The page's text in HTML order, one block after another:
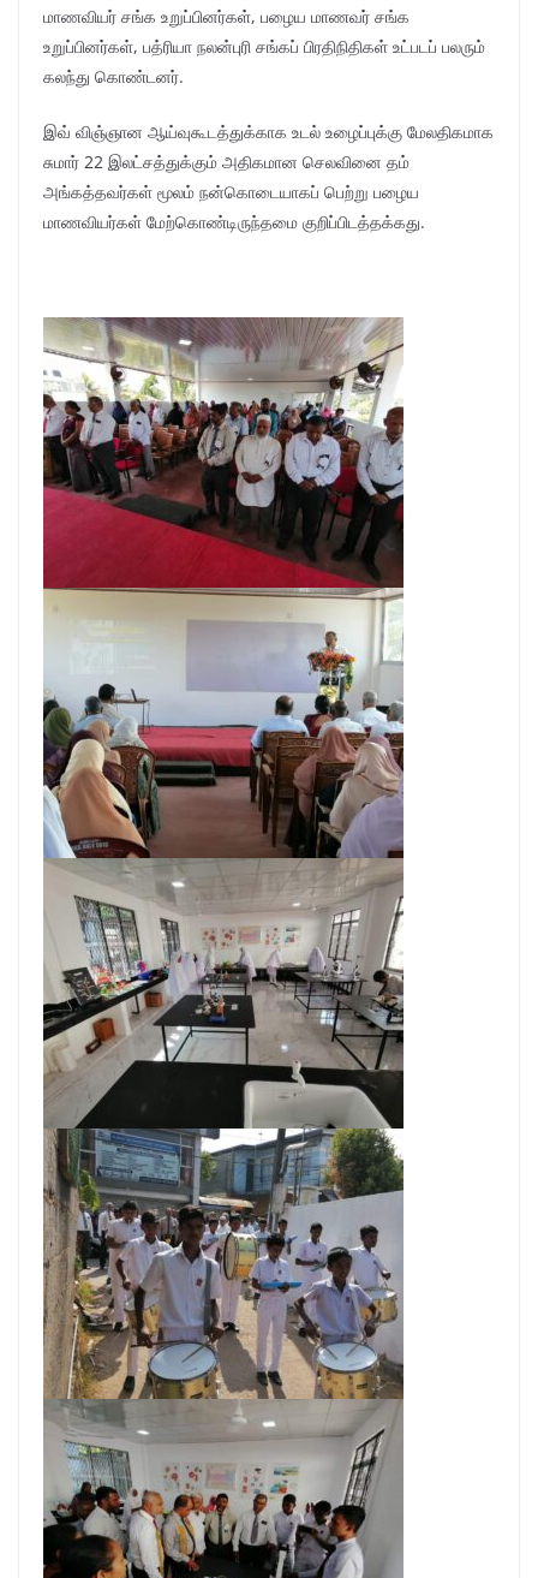
மாணவியர் சங்க உறுப்பினர்கள், பழைய மாணவர் சங்க
உறுப்பினர்கள், பத்ரியா நலன்புரி சங்கப் பிரதிநிதிகள் உட்படப் பலரும்
கலந்து கொண்டனர்.
இவ் விஞ்ஞான ஆய்வுகூடத்துக்காக உடல் உழைப்புக்கு மேலதிகமாக
சுமார் 22 இலட்சத்துக்கும் அதிகமான செலவினை தம்
அங்கத்தவர்கள் மூலம் நன்கொடையாகப் பெற்று பழைய
மாணவியர்கள் மேற்கொண்டிருந்தமை குறிப்பிடத்தக்கது.